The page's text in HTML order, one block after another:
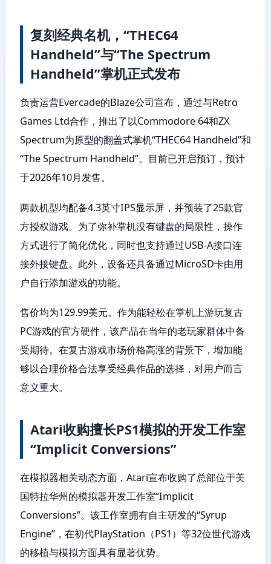
复刻经典名机，“THEC64
Handheld”与“The Spectrum
Handheld”掌机正式发布
负责运营Evercade的Blaze公司宣布，通过与Retro
Games Ltd合作，推出了以Commodore 64和ZX
Spectrum为原型的翻盖式掌机“THEC64 Handheld”和
“The Spectrum Handheld”。目前已开启预订，预计
于2026年10月发售。
两款机型均配备4.3英寸IPS显示屏，并预装了25款官
方授权游戏。为了弥补掌机没有键盘的局限性，操作
方式进行了简化优化，同时也支持通过USB-A接口连
接外接键盘。此外，设备还具备通过MicroSD卡由用
户自行添加游戏的功能。
售价均为129.99美元。作为能轻松在掌机上游玩复古
PC游戏的官方硬件，该产品在当年的老玩家群体中备
受期待。在复古游戏市场价格高涨的背景下，增加能
够以合理价格合法享受经典作品的选择，对用户而言
意义重大。
Atari收购擅长PS1模拟的开发工作室
“Implicit Conversions”
在模拟器相关动态方面，Atari宣布收购了总部位于美
国特拉华州的模拟器开发工作室“Implicit
Conversions”。该工作室拥有自主研发的“Syrup
Engine”，在初代PlayStation（PS1）等32位世代游戏
的移植与模拟方面具有显著优势。